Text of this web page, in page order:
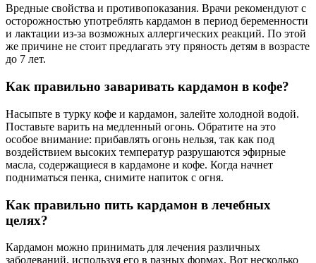
Вредные свойства и противопоказания. Врачи рекомендуют с
осторожностью употреблять кардамон в период беременности
и лактации из-за возможных аллергических реакций. По этой
же причине не стоит предлагать эту пряность детям в возрасте
до 7 лет.
Как правильно заваривать кардамон в кофе?
Насыпьте в турку кофе и кардамон, залейте холодной водой.
Поставьте варить на медленный огонь. Обратите на это
особое внимание: прибавлять огонь нельзя, так как под
воздействием высоких температур разрушаются эфирные
масла, содержащиеся в кардамоне и кофе. Когда начнет
подниматься пенка, снимите напиток с огня.
Как правильно пить кардамон в лечебных
целях?
Кардамон можно принимать для лечения различных
заболеваний, используя его в разных формах. Вот несколько